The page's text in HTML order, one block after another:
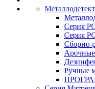
Серия
Серия
Сборно-
Ручные